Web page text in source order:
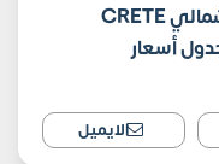
قرية كريت ماونتن فيو الساحل الشمالي CRETE
الايميل